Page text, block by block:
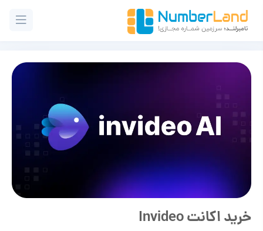
خرید اکانت Invideo